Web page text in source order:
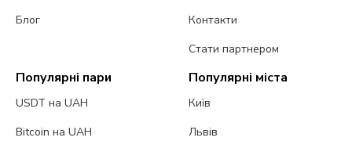
Блог
Контакти
Стати партнером
Популярні пари
USDT на UAH
Bitcoin на UAH
Популярні міста
Київ
Львів